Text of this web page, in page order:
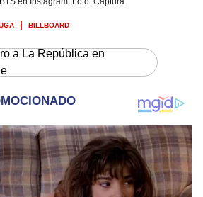
BILLBOARD
a La República en